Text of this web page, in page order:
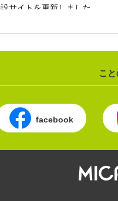
、菊川あすか先生『大奥の
館」にて、歌峰由子先生『陰
て、金子ユミ先生『浅草楼
て、心理カウンセラー・中元
紹介していただきました。
サイトを更新しました。
更新しました。
良の町』特設サイトを公開
庵』特設サイトを公開しまし
吉祥寺・シェア型書店の小さ
こ
facebook